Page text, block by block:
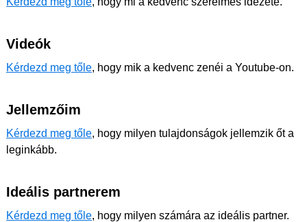
Videók
Kérdezd meg tőle, hogy mik a kedvenc zenéi a Youtube-on.
Jellemzőim
Kérdezd meg tőle, hogy milyen tulajdonságok jellemzik őt a
leginkább.
Ideális partnerem
Kérdezd meg tőle, hogy milyen számára az ideális partner.